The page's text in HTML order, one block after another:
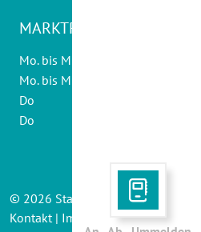
MARKTPLATZ 20:
Mo. bis Mi., Fr
Mo. bis Mi.
Do
Do
© 2026 Stadtwerke Wadern
Kontakt | Impressum|AGB| Sitemap